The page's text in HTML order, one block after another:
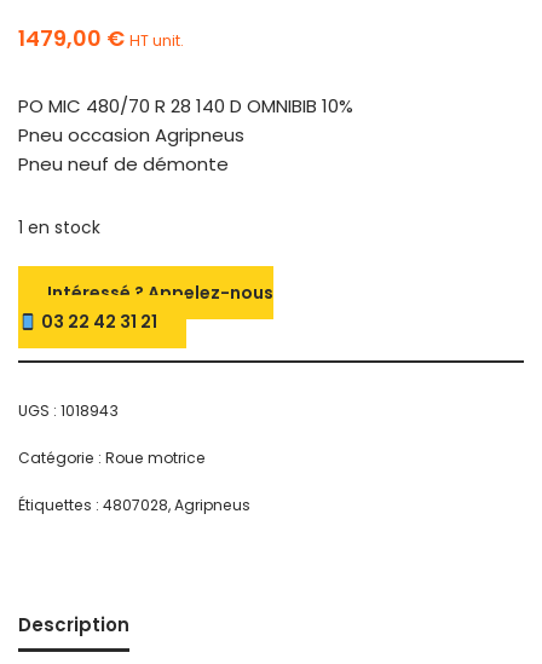
1479,00 € HT unit.
PO MIC 480/70 R 28 140 D OMNIBIB 10%
Pneu occasion Agripneus
Pneu neuf de démonte
1 en stock
Intéressé ? Appelez-nous
03 22 42 31 21
UGS : 1018943
Catégorie : Roue motrice
Étiquettes : 4807028,Agripneus
Description